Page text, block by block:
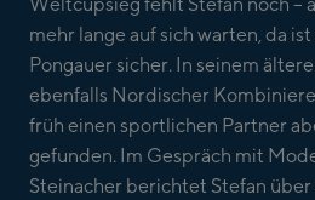
mehr lange auf sich warten, da
Pongauer sicher. In seinem
ebenfalls Nordischer
früh einen sportlichen Partner
gefunden. Im Gespräch mit
Steinacher berichtet Stefan